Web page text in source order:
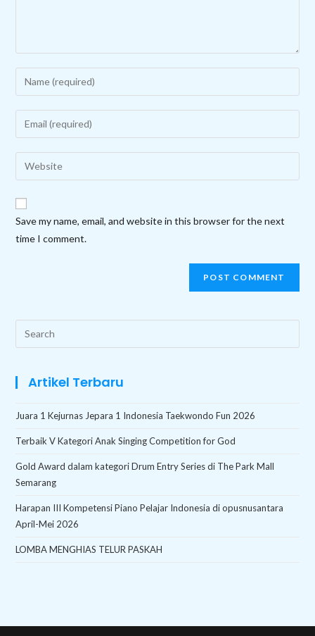
Enter
your
name
to
comment
Enter
your
email
address
comment
Enter
your
website
URL
Save my name, email, and website in this browser for the next
time I comment.
Search
this
Artikel Terbaru
Juara 1 Kejurnas Jepara 1 Indonesia Taekwondo Fun 2026
Terbaik V Kategori Anak Singing Competition for God
Gold Award dalam kategori Drum Entry Series di The Park Mall
Semarang
Harapan III Kompetensi Piano Pelajar Indonesia di opusnusantara
April-Mei 2026
LOMBA MENGHIAS TELUR PASKAH